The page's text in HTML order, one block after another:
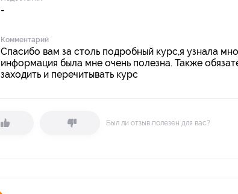
-
Комментарий
Спасибо вам за столь подробный курс,я узнала
информация была мне очень полезна. Также
заходить и перечитывать курс
Был ли отзыв полезен для вас?